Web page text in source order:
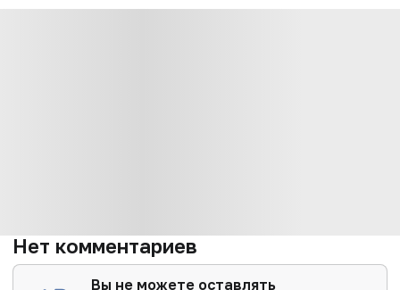
Нет комментариев
Вы не можете оставлять